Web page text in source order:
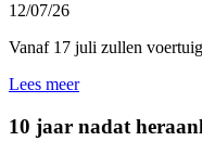
12/07/26
Vanaf 17 juli zullen
Lees meer
10 jaar nadat